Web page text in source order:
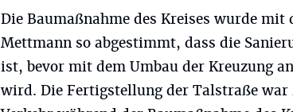
Die Baumaßnahme des Kreises wurde mit
Mettmann so abgestimmt, dass die
ist, bevor mit dem Umbau der Kreuzung
wird. Die Fertigstellung der Talstraße